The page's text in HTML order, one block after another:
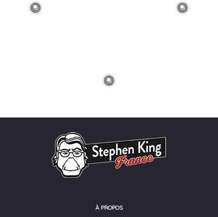
À PROPOS